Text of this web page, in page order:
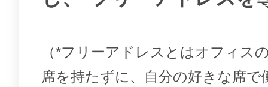
（*フリーアドレスとはオフィス
席を持たずに、自分の好きな席で